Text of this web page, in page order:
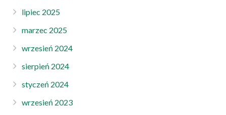
lipiec 2025
marzec 2025
wrzesień 2024
sierpień 2024
styczeń 2024
wrzesień 2023